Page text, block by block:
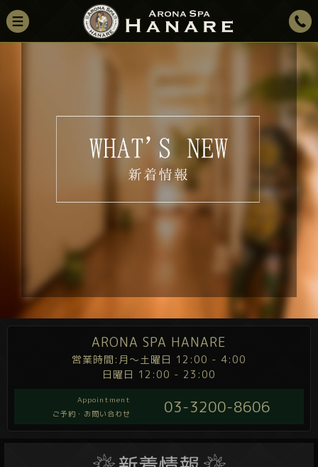
ARONA SPA HANARE
営業時間:月～土曜日 12:00 - 4:00
日曜日 12:00 - 23:00
Appointment
ご予約・お問い合わせ
03-3200-8606